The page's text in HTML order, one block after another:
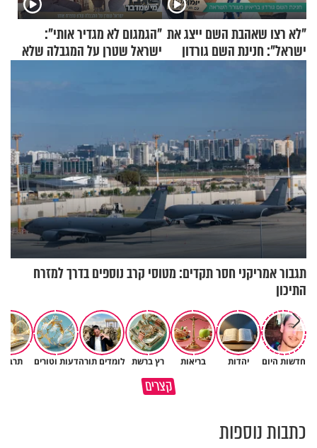
"לא רצו שאהבת השם ייצג את
ישראל": חנינת השם גורדון
"הגמגום לא מגדיר אותי":
ישראל שטרן על המגבלה שלא
תגבור אמריקני חסר תקדים: מטוסי קרב נוספים בדרך למזרח
התיכון
חדשות היום יהדות בריאות רץ ברשת לומדים תורהדעות וטורים
קצרים
תשתמש באהבה של השם לטובתך
פותחים פתח קטן - ומקבלים
כתבות נוספות